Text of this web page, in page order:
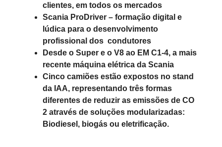
clientes, em todos os mercados
Scania ProDriver – formação digital e
lúdica para o desenvolvimento
profissional dos condutores
Desde o Super e o V8 ao EM C1-4, a mais
recente máquina elétrica da Scania
Cinco camiões estão expostos no stand
da IAA, representando três formas
diferentes de reduzir as emissões de CO
2 através de soluções modularizadas:
Biodiesel, biogás ou eletrificação.